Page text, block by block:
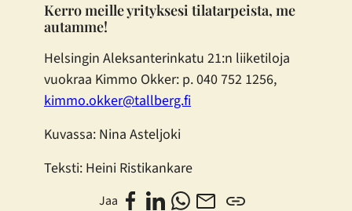
Kerro meille yrityksesi tilatarpeista, me
autamme!
Helsingin Aleksanterinkatu 21:n liiketiloja
vuokraa Kimmo Okker: p. 040 752 1256,
kimmo.okker@tallberg.fi
Kuvassa: Nina Asteljoki
Teksti: Heini Ristikankare
Jaa